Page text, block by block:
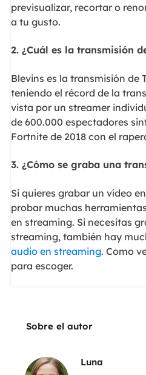
previsualizar, recortar o
a tu gusto.
2. ¿Cuál es la transmisión
Blevins es la transmisión de
teniendo el récord de la
vista por un streamer
de 600.000 espectadores
Fortnite de 2018 con el
3. ¿Cómo se graba una
Si quieres grabar un vídeo
probar muchas
en streaming. Si necesitas
streaming, también hay
audio en streaming. Como
para escoger.
Sobre el autor
Luna